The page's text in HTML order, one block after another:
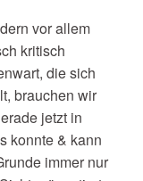
vor allem
kritisch
die sich
brauchen wir
jetzt in
konnte & kann
immer nur